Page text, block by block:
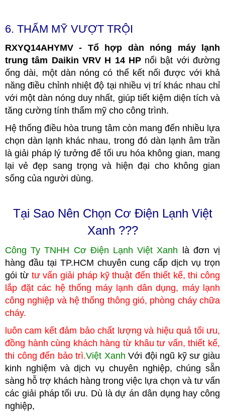
6. THẨM MỸ VƯỢT TRỘI
RXYQ14AHYMV - Tổ hợp dàn nóng máy lạnh
trung tâm Daikin VRV H 14 HPnổi bật với đường
ống dài, một dàn nóng có thể kết nối được với khả
năng điều chỉnh nhiệt độ tại nhiều vị trí khác nhau chỉ
với một dàn nóng duy nhất, giúp tiết kiệm diện tích và
tăng cường tính thẩm mỹ cho công trình.
Hệ thống điều hòa trung tâm còn mang đến nhiều lựa
chọn dàn lạnh khác nhau, trong đó dàn lạnh âm trần
là giải pháp lý tưởng để tối ưu hóa không gian, mang
lại vẻ đẹp sang trọng và hiện đại cho không gian
sống của người dùng.
Tại Sao Nên Chọn Cơ Điện Lạnh Việt
Xanh ???
Công Ty TNHH Cơ Điện Lạnh Việt Xanh là đơn vị
hàng đầu tại TP.HCM chuyên cung cấp dịch vụ trọn
gói từ tư vấn giải pháp kỹ thuật đến thiết kế, thi công
lắp đặt các hệ thống máy lạnh dân dụng, máy lạnh
công nghiệp và hệ thống thông gió, phòng cháy chữa
cháy.
luôn cam kết đảm bảo chất lượng và hiệu quả tối ưu,
đồng hành cùng khách hàng từ khâu tư vấn, thiết kế,
thi công đến bảo trì.Việt Xanh Với đội ngũ kỹ sư giàu
kinh nghiệm và dịch vụ chuyên nghiệp, chúng sẵn
sàng hỗ trợ khách hàng trong việc lựa chọn và tư vấn
các giải pháp tối ưu. Dù là dự án dân dụng hay công
nghiệp,